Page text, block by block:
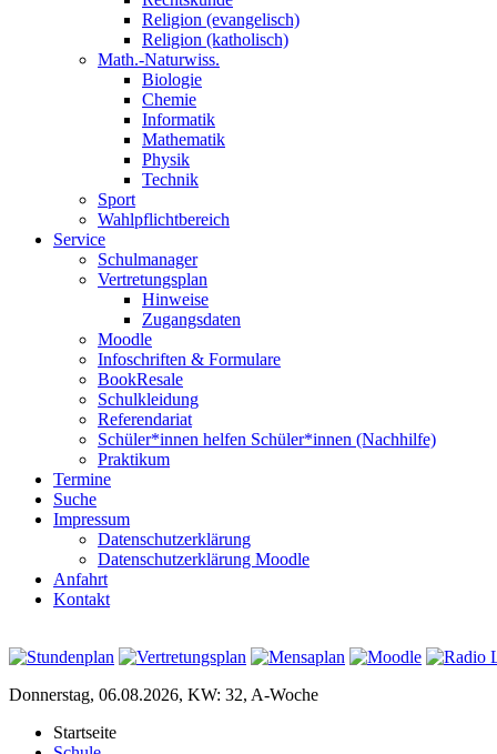
Religion (evangelisch)
Religion (katholisch)
Math.-Naturwiss.
Biologie
Chemie
Informatik
Mathematik
Physik
Technik
Sport
Wahlpflichtbereich
Service
Schulmanager
Vertretungsplan
Hinweise
Zugangsdaten
Moodle
Infoschriften & Formulare
BookResale
Schulkleidung
Referendariat
Schüler*innen helfen Schüler*innen (Nachhilfe)
Praktikum
Termine
Suche
Impressum
Datenschutzerklärung
Datenschutzerklärung Moodle
Anfahrt
Kontakt
Donnerstag, 06.08.2026, KW: 32, A-Woche
Startseite